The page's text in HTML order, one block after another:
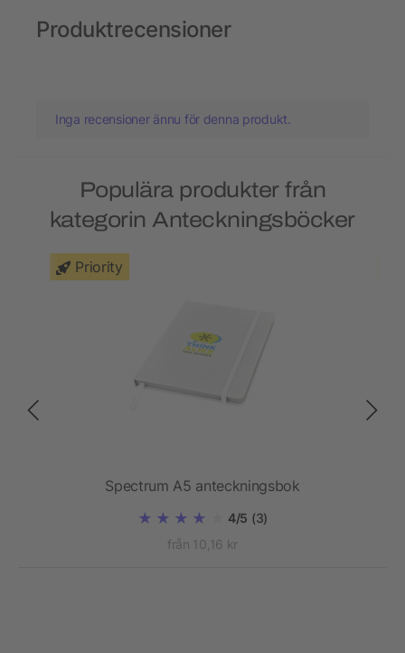
Produktrecensioner
Inga recensioner ännu för denna produkt.
Populära produkter från
kategorin Anteckningsböcker
Priority
Spectrum A5 anteckningsbok
4/5 (3)
från 10,16 kr